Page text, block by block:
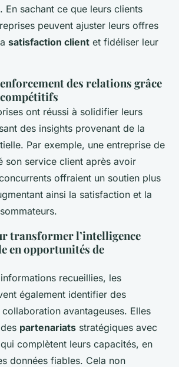
En sachant ce que leurs clients
peuvent ajuster leurs offres
satisfaction client et fidéliser leur
des relations grâce
ont réussi à solidifier leurs
des insights provenant de la
Par exemple, une entreprise de
son service client après avoir
offraient un soutien plus
ainsi la satisfaction et la
transformer l’intelligence
en opportunités de
recueillies, les
également identifier des
avantageuses. Elles
partenariats stratégiques avec
complètent leurs capacités, en
données fiables. Cela non